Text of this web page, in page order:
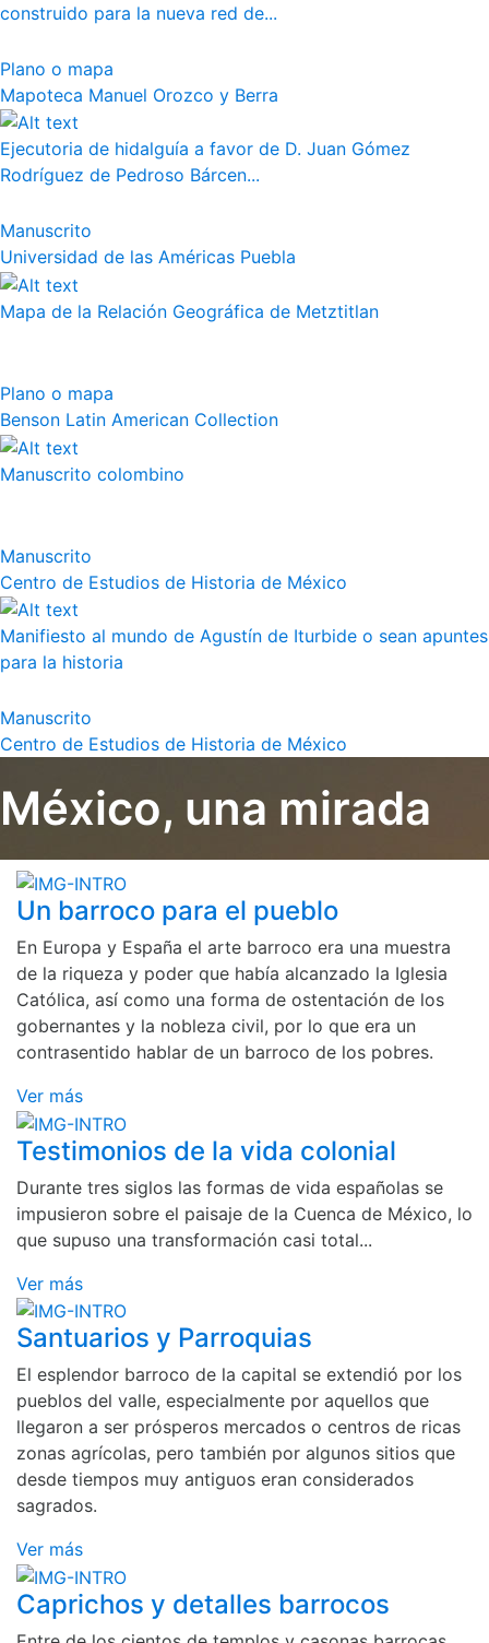
construido para la nueva red de...
Plano o mapa
Mapoteca Manuel Orozco y Berra
Ejecutoria de hidalguía a favor de D. Juan Gómez
Rodríguez de Pedroso Bárcen...
Manuscrito
Universidad de las Américas Puebla
Mapa de la Relación Geográfica de Metztitlan
Plano o mapa
Benson Latin American Collection
Manuscrito colombino
Manuscrito
Centro de Estudios de Historia de México
Manifiesto al mundo de Agustín de Iturbide o sean apuntes
para la historia
Manuscrito
Centro de Estudios de Historia de México
México, una mirada
Un barroco para el pueblo
En Europa y España el arte barroco era una muestra
de la riqueza y poder que había alcanzado la Iglesia
Católica, así como una forma de ostentación de los
gobernantes y la nobleza civil, por lo que era un
contrasentido hablar de un barroco de los pobres.
Ver más
Testimonios de la vida colonial
Durante tres siglos las formas de vida españolas se
impusieron sobre el paisaje de la Cuenca de México, lo
que supuso una transformación casi total...
Ver más
Santuarios y Parroquias
El esplendor barroco de la capital se extendió por los
pueblos del valle, especialmente por aquellos que
llegaron a ser prósperos mercados o centros de ricas
zonas agrícolas, pero también por algunos sitios que
desde tiempos muy antiguos eran considerados
sagrados.
Ver más
Caprichos y detalles barrocos